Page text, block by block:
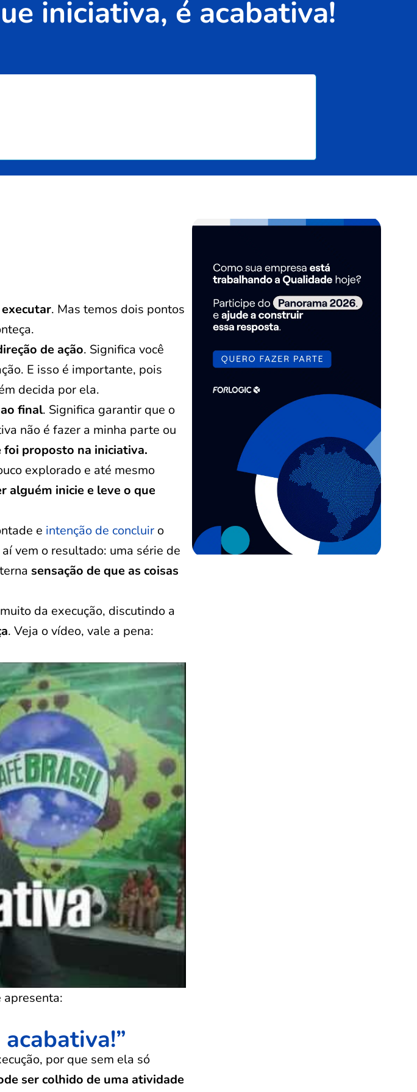
iniciativa, é acabativa!
. Mas temos dois pontos
de ação. Significa você
E isso é importante, pois
decida por ela.
final. Significa garantir que o
não é fazer a minha parte ou
proposto na iniciativa.
explorado e até mesmo
alguém inicie e leve o que
e intenção de concluir o
aí vem o resultado: uma série de
sensação de que as coisas
da execução, discutindo a
. Veja o vídeo, vale a pena:
apresenta:
por que sem ela só
ser colhido de uma atividade